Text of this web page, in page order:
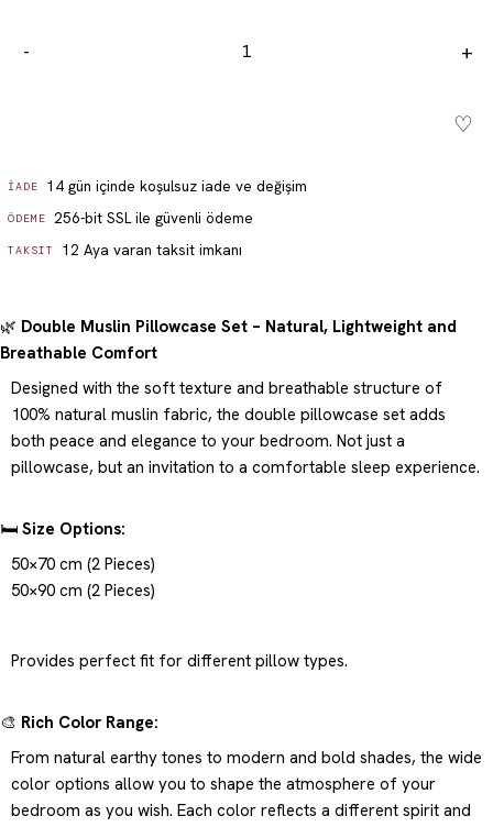
- +
♡
İADE 14 gün içinde koşulsuz iade ve değişim
ÖDEME 256-bit SSL ile güvenli ödeme
TAKSIT 12 Aya varan taksit imkanı
🌿 Double Muslin Pillowcase Set – Natural, Lightweight and
Breathable Comfort
Designed with the soft texture and breathable structure of
100% natural muslin fabric, the double pillowcase set adds
both peace and elegance to your bedroom. Not just a
pillowcase, but an invitation to a comfortable sleep experience.
🛏️ Size Options:
50×70 cm (2 Pieces)
50×90 cm (2 Pieces)
Provides perfect fit for different pillow types.
🎨 Rich Color Range:
From natural earthy tones to modern and bold shades, the wide
color options allow you to shape the atmosphere of your
bedroom as you wish. Each color reflects a different spirit and